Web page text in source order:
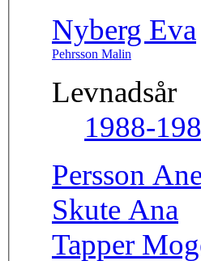
Nyberg Eva
Pehrsson Malin
Levnadsår
1988-
Persson
Skute Ana
Tapper